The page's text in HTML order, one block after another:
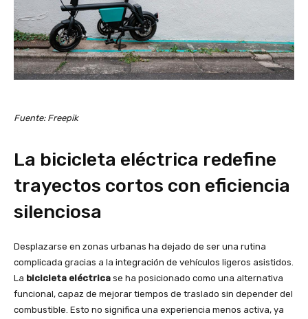
Fuente: Freepik
La bicicleta eléctrica redefine
trayectos cortos con eficiencia
silenciosa
Desplazarse en zonas urbanas ha dejado de ser una rutina
complicada gracias a la integración de vehículos ligeros asistidos.
La bicicleta eléctrica se ha posicionado como una alternativa
funcional, capaz de mejorar tiempos de traslado sin depender del
combustible. Esto no significa una experiencia menos activa, ya